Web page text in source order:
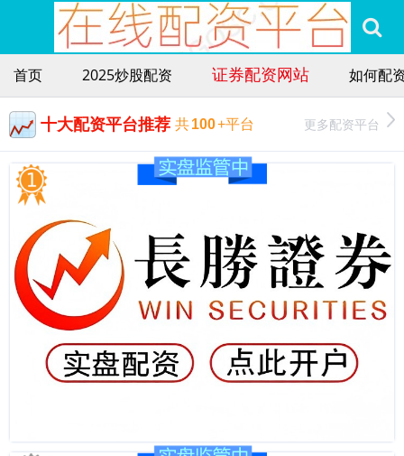
首页 2025炒股配资 证券配资网站 如何配
十大配资平台推荐 共100+平台 更多配资平台